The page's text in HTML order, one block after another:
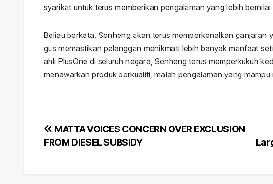
syarikat untuk terus memberikan pengalaman yang lebih
Beliau berkata, Senheng akan terus memperkenalkan
gus memastikan pelanggan menikmati lebih banyak manfaat
ahli PlusOne di seluruh negara, Senheng terus memperkukuh
menawarkan produk berkualiti, malah pengalaman yang
Post
MATTA VOICES CONCERN OVER EXCLUSION
FROM DIESEL SUBSIDY